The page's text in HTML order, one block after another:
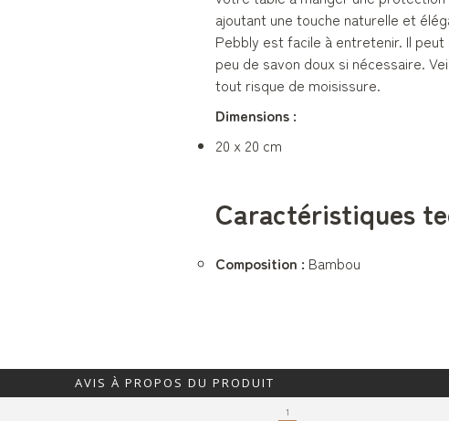
ajoutant une touche naturelle et
Pebbly est facile à entretenir. Il
peu de savon doux si nécessaire.
tout risque de moisissure.
Dimensions :
20 x 20 cm
Caractéristiques
Composition : Bambou
AVIS À PROPOS DU PRODUIT
1